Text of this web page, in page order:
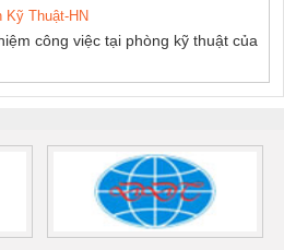
Kỹ Thuật-HN
công việc tại phòng kỹ thuật của